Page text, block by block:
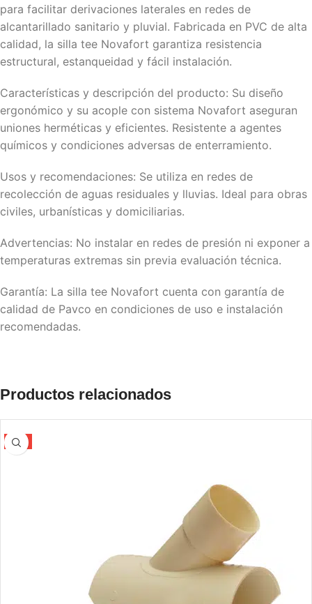
para facilitar derivaciones laterales en redes de
alcantarillado sanitario y pluvial. Fabricada en PVC de alta
calidad, la silla tee Novafort garantiza resistencia
estructural, estanqueidad y fácil instalación.
Características y descripción del producto: Su diseño
ergonómico y su acople con sistema Novafort aseguran
uniones herméticas y eficientes. Resistente a agentes
químicos y condiciones adversas de enterramiento.
Usos y recomendaciones: Se utiliza en redes de
recolección de aguas residuales y lluvias. Ideal para obras
civiles, urbanísticas y domiciliarias.
Advertencias: No instalar en redes de presión ni exponer a
temperaturas extremas sin previa evaluación técnica.
Garantía: La silla tee Novafort cuenta con garantía de
calidad de Pavco en condiciones de uso e instalación
recomendadas.
Productos relacionados
-5%